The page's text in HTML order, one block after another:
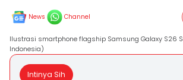
News Channel
Ilustrasi smartphone flagship Samsung Galaxy S26
Indonesia)
Intinya Sih